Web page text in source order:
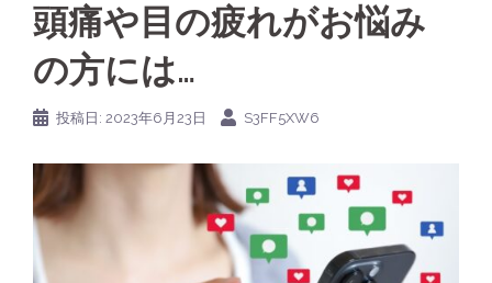
頭痛や目の疲れがお悩み
の方には…
投稿日: 2023年6月23日 S3FF5XW6